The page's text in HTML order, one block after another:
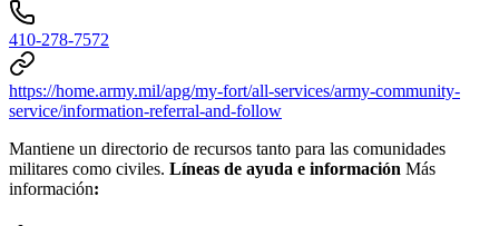
410-278-7572
https://home.army.mil/apg/my-fort/all-services/army-community-
service/information-referral-and-follow
Mantiene un directorio de recursos tanto para las comunidades
militares como civiles. Líneas de ayuda e información Más
información: